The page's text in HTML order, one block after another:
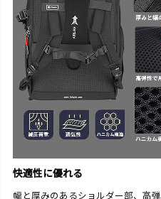
快適性に優れる
幅と厚みのあるショルダー部、高